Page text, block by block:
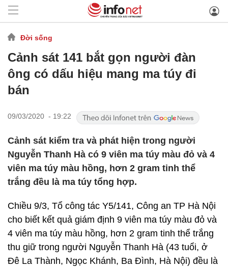
Đời sống
Cảnh sát 141 bắt gọn người đàn
ông có dấu hiệu mang ma túy đi
bán
09/03/2020 - 19:22
Cảnh sát kiểm tra và phát hiện trong người
Nguyễn Thanh Hà có 9 viên ma túy màu đỏ và 4
viên ma túy màu hồng, hơn 2 gram tinh thể
trắng đều là ma túy tổng hợp.
Chiều 9/3, Tổ công tác Y5/141, Công an TP Hà Nội
cho biết kết quả giám định 9 viên ma túy màu đỏ và
4 viên ma túy màu hồng, hơn 2 gram tinh thể trắng
thu giữ trong người Nguyễn Thanh Hà (43 tuổi, ở
Đê La Thành, Ngọc Khánh, Ba Đình, Hà Nội) đều là